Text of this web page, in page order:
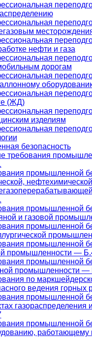
нефти и газа
дорогам
(ЖД)
изделиям
безопасность
требования
промышленной
промышленной
и газовой
промышленной
промышленной
промышленности —
промышленной
промышленности —
по
ведения горных
промышленной
газораспределения
промышленной